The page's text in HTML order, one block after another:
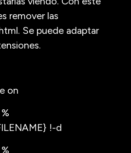
remover las
Se puede adaptar
on
!-d